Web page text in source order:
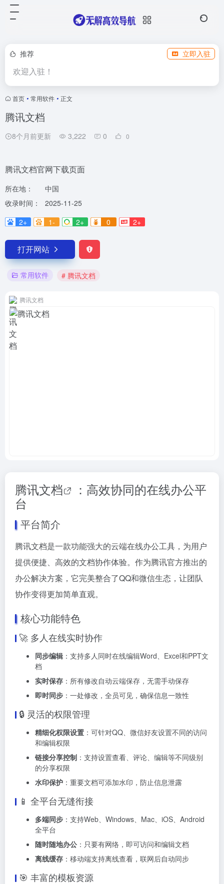
推荐 立即入驻
欢迎入驻！
首页 • 常用软件 • 正文
腾讯文档
8个月前更新 3,222 0 0
腾讯文档官网下载页面
所在地：
中国
收录时间：
2025-11-25
2+
1- 2+ 0 2+
打开网站
常用软件 # 腾讯文档
腾讯文档
腾讯文档
：高效协同的在线办公平
台
平台简介
腾讯文档是一款功能强大的云端在线办公工具，为用户
提供便捷、高效的文档协作体验。作为腾讯官方推出的
办公解决方案，它完美整合了QQ和微信生态，让团队
协作变得更加简单直观。
核心功能特色
🚀 多人在线实时协作
同步编辑 ：支持多人同时在线编辑Word、Excel和PPT文
档
实时保存 ：所有修改自动云端保存，无需手动保存
即时同步 ：一处修改，全员可见，确保信息一致性
🔒 灵活的权限管理
精细化权限设置 ：可针对QQ、微信好友设置不同的访问
和编辑权限
链接分享控制 ：支持设置查看、评论、编辑等不同级别
的分享权限
水印保护 ：重要文档可添加水印，防止信息泄露
📱 全平台无缝衔接
多端同步 ：支持Web、Windows、Mac、iOS、Android
全平台
随时随地办公 ：只要有网络，即可访问和编辑文档
离线缓存 ：移动端支持离线查看，联网后自动同步
🎯 丰富的模板资源